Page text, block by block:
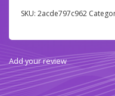
SKU: 2acde797c962
Add your review